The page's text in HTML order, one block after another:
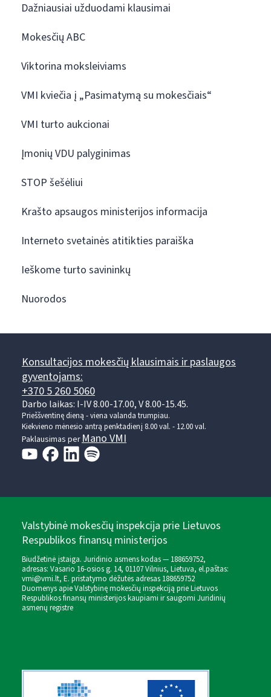
Dažniausiai užduodami klausimai
Mokesčių ABC
Viktorina moksleiviams
VMI kviečia į „Pasimatymą su mokesčiais“
VMI turto aukcionai
Įmonių VDU palyginimas
STOP šešėliui
Krašto apsaugos ministerijos informacija
Interneto svetainės atitikties paraiška
Ieškome turto savininkų
Nuorodos
Konsultacijos mokesčių klausimais ir paslaugos
gyventojams:
+370 5 260 5060
Darbo laikas: I-IV 8.00-17.00, V 8.00-15.45.
Prieššventinę dieną - viena valanda trumpiau.
Kiekvieno mėnesio antrą penktadienį 8.00 val. - 12.00 val.
Paklausimas perMano VMI
Valstybinė mokesčių inspekcija prie Lietuvos
Respublikos finansų ministerijos
Biudžetinė įstaiga. Juridinio asmens kodas — 188659752,
adresas: Vasario 16-osios g. 14, 01107 Vilnius, Lietuva, el.paštas:
vmi@vmi.lt, E. pristatymo dėžutės adresas 188659752
Duomenys apie Valstybinę mokesčių inspekciją prie Lietuvos
Respublikos finansų ministerijos kaupiami ir saugomi Juridinių
asmenų registre